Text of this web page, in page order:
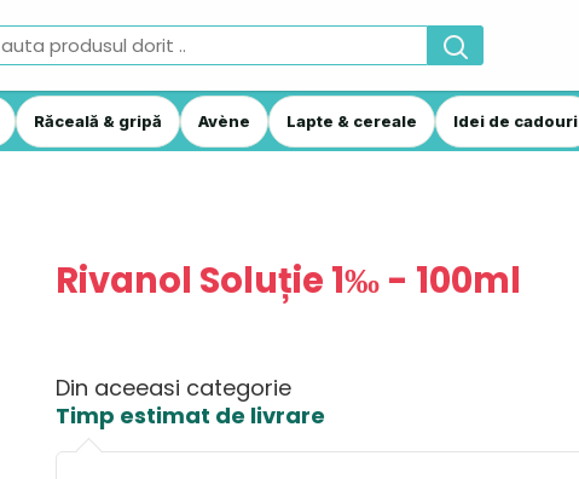
Răceală & gripă Avène Lapte & cereale Idei de cadouri
Rivanol Soluție 1‰ - 100ml
Din aceeasi categorie
Timp estimat de livrare